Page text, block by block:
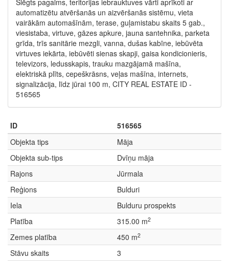
Slēgts pagalms, teritorijas iebrauktuves vārti aprīkoti ar
automatizētu atvēršanās un aizvēršanās sistēmu, vieta
vairākām automašīnām, terase, guļamistabu skaits 5 gab.,
viesistaba, virtuve, gāzes apkure, jauna santehnika, parketa
grīda, trīs sanitārie mezgli, vanna, dušas kabīne, iebūvēta
virtuves iekārta, iebūvēti sienas skapji, gaisa kondicionieris,
televizors, ledusskapis, trauku mazgājamā mašīna,
elektriskā plīts, cepeškrāsns, veļas mašīna, internets,
signalizācija, līdz jūrai 100 m, CITY REAL ESTATE ID -
516565
ID
516565
Objekta tips
Māja
Objekta sub-tips
Dvīņu māja
Rajons
Jūrmala
Reģions
Bulduri
Iela
Bulduru prospekts
Platība
315.00 m2
Zemes platība 450 m2
Stāvu skaits
3